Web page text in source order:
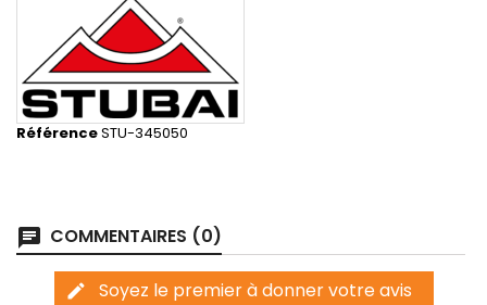
RéférenceSTU-345050
chat COMMENTAIRES (0)
edit Soyez le premier à donner votre avis